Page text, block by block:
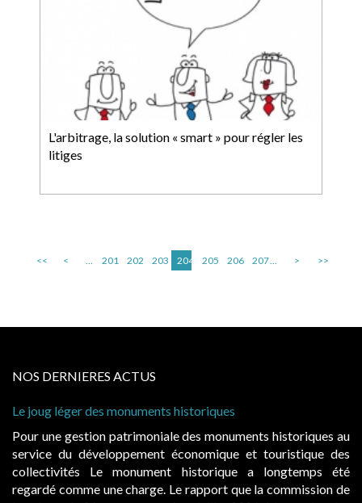
L'arbitrage, la solution « smart » pour régler les
litiges
<< < ... 201 202 203 204 205 206 207... > >>
NOS DERNIERES ACTUS
historiques
des monuments historiques au
économique et touristique des
historique a longtemps été
charge. Le rapport que la commission de
Evocatrices des
également un beau
public, elles